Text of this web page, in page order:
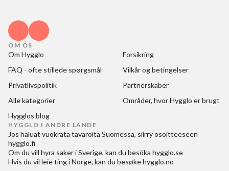
OM OS
Om Hygglo
Forsikring
FAQ - ofte stillede spørgsmål
Vilkår og betingelser
Privatlivspolitik
Partnerskaber
Alle kategorier
Områder, hvor Hygglo er brugt
Hygglos blog
HYGGLO I ANDRE LANDE
Jos haluat vuokrata tavaroita Suomessa, siirry osoitteeseen
hygglo.fi
Om du vill hyra saker i Sverige, kan du besöka hygglo.se
Hvis du vil leie ting i Norge, kan du besøkehygglo.no